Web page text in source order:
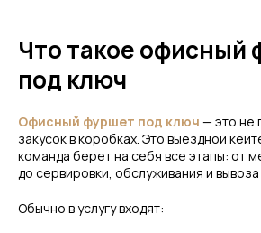
Что такое офисный
под ключ
Офисный фуршет под ключ — это не
закусок в коробках. Это выездной
команда берет на себя все этапы: от
до сервировки, обслуживания и
Обычно в услугу входят: